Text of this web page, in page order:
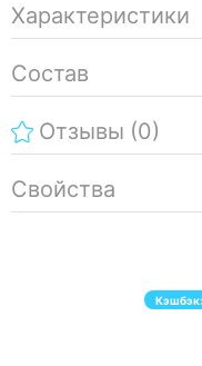
Характеристики
Состав
Отзывы (0)
Свойства
Кэшбэк: